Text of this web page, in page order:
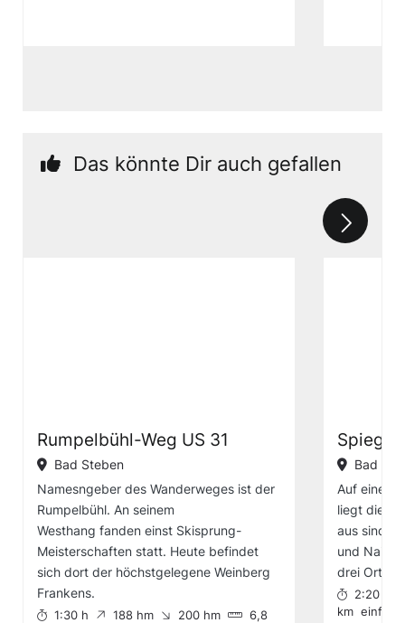
Das könnte Dir auch gefallen
Rumpelbühl-Weg US 31
Bad Steben
Namesngeber des Wanderweges ist der
Rumpelbühl. An seinem
Westhang fanden einst Skisprung-
Meisterschaften statt. Heute befindet
sich dort der höchstgelegene Weinberg
Frankens.
1:30 h 188 hm 200 hm
6,8
Bad
Auf einer
liegt die
aus sind
und Naila.
drei Orte.
2:20 h
km einfach